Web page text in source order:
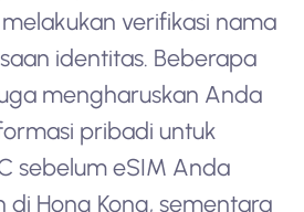
verifikasi nama
identitas. Beberapa
mengharuskan Anda
pribadi untuk
sebelum eSIM Anda
Hong Kong, sementara